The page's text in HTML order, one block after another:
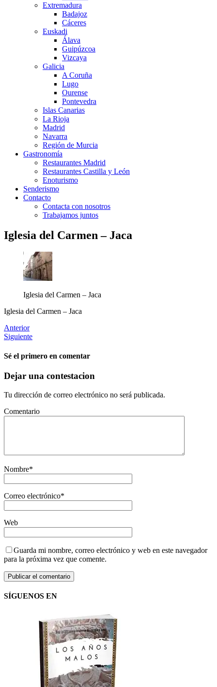
Extremadura
Badajoz
Cáceres
Euskadi
Álava
Guipúzcoa
Vizcaya
Galicia
A Coruña
Lugo
Ourense
Pontevedra
Islas Canarias
La Rioja
Madrid
Navarra
Región de Murcia
Gastronomía
Restaurantes Madrid
Restaurantes Castilla y León
Enoturismo
Senderismo
Contacto
Contacta con nosotros
Trabajamos juntos
Iglesia del Carmen – Jaca
Iglesia del Carmen – Jaca
Iglesia del Carmen – Jaca
Anterior
Siguiente
Sé el primero en comentar
Dejar una contestacion
Tu dirección de correo electrónico no será publicada.
Comentario
Nombre*
Correo electrónico*
Web
Guarda mi nombre, correo electrónico y web en este navegador
para la próxima vez que comente.
SÍGUENOS EN